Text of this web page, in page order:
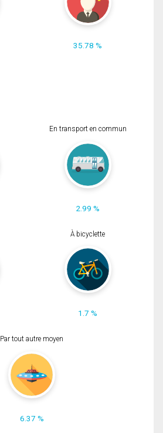
35.78 %
En transport en commun
2.99 %
À bicyclette
1.7 %
Par tout autre moyen
6.37 %